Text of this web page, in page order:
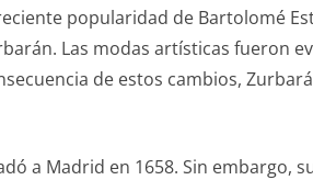
popularidad de Bartolomé
Las modas artísticas fueron
de estos cambios,
a Madrid en 1658. Sin embargo,